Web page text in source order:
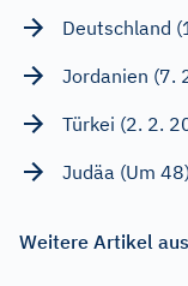
Deutschland
Jordanien (7.
Türkei (2. 2.
Judäa (Um 48)
Weitere Artikel